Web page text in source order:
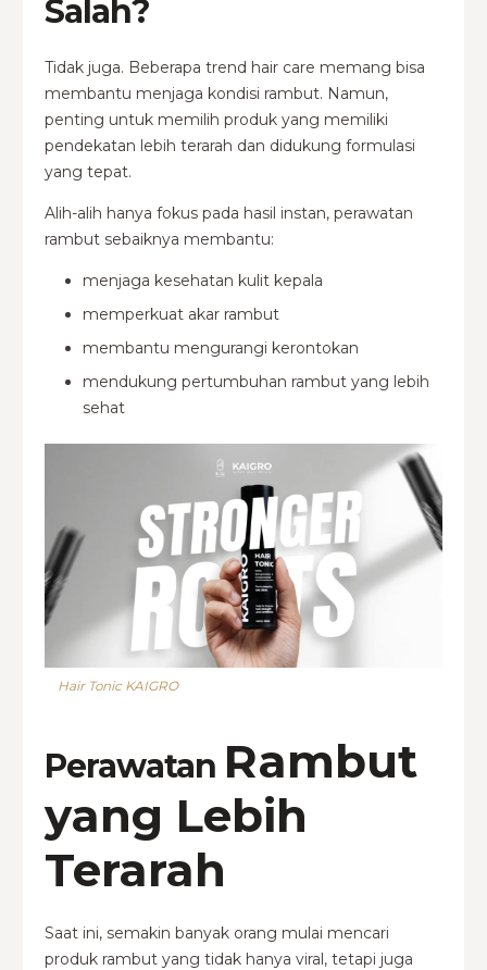
Salah?
Tidak juga. Beberapa trend hair care memang bisa
membantu menjaga kondisi rambut. Namun,
penting untuk memilih produk yang memiliki
pendekatan lebih terarah dan didukung formulasi
yang tepat.
Alih-alih hanya fokus pada hasil instan, perawatan
rambut sebaiknya membantu:
menjaga kesehatan kulit kepala
memperkuat akar rambut
membantu mengurangi kerontokan
mendukung pertumbuhan rambut yang lebih
sehat
Hair Tonic KAIGRO
Perawatan Rambut
yang Lebih
Terarah
Saat ini, semakin banyak orang mulai mencari
produk rambut yang tidak hanya viral, tetapi juga